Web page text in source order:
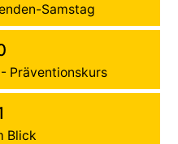
Samstag
Präventionskurs
Blick